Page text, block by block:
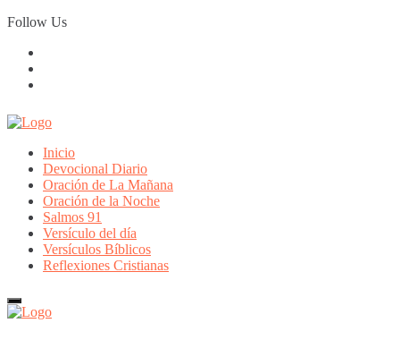
Skip
to
Follow Us
Inicio
Devocional Diario
Oración de La Mañana
Oración de la Noche
Salmos 91
Versículo del día
Versículos Bíblicos
Reflexiones Cristianas